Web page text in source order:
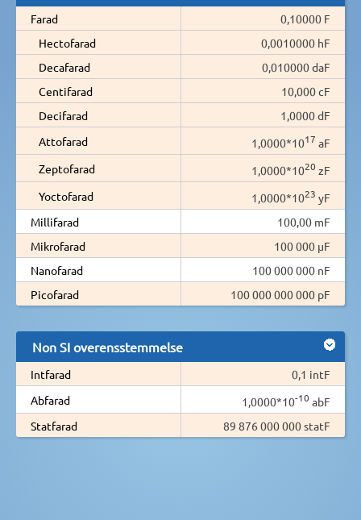
Farad
0,10000 F
Hectofarad
0,0010000 hF
Decafarad
0,010000 daF
Centifarad
10,000 cF
Decifarad
1,0000 dF
Attofarad
1,0000*1017 aF
Zeptofarad
1,0000*1020 zF
Yoctofarad
1,0000*1023 yF
Millifarad
100,00 mF
Mikrofarad
100 000 µF
Nanofarad
100 000 000 nF
Picofarad
100 000 000 000 pF
Non SI overensstemmelse
Intfarad
0,1 intF
Abfarad
1,0000*10-10 abF
Statfarad
89 876 000 000 statF